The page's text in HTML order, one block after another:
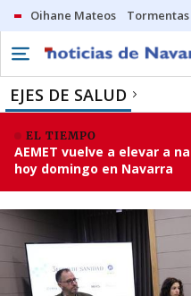
Oihane Mateos
EJES DE SALUD
EL TIEMPO
AEMET vuelve a elevar a
hoy domingo en Navarra